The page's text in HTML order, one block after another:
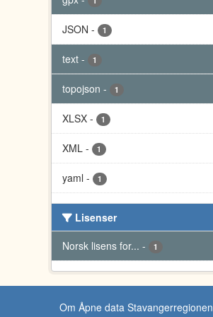
JSON - 1
text - 1
topojson - 1
XLSX - 1
XML - 1
yaml - 1
Lisenser
Norsk lisens for... - 1
Om Åpne data Stavangerregionen